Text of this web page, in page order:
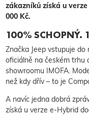
zákazníků získá u
000 Kč.
100% SCHOPNÝ.
Značka Jeep vstupuje do
oficiálně na českém trhu
showroomu IMOFA.
než kdy dřív – to je
A navíc jedna dobrá
získá u verze e-Hybrid